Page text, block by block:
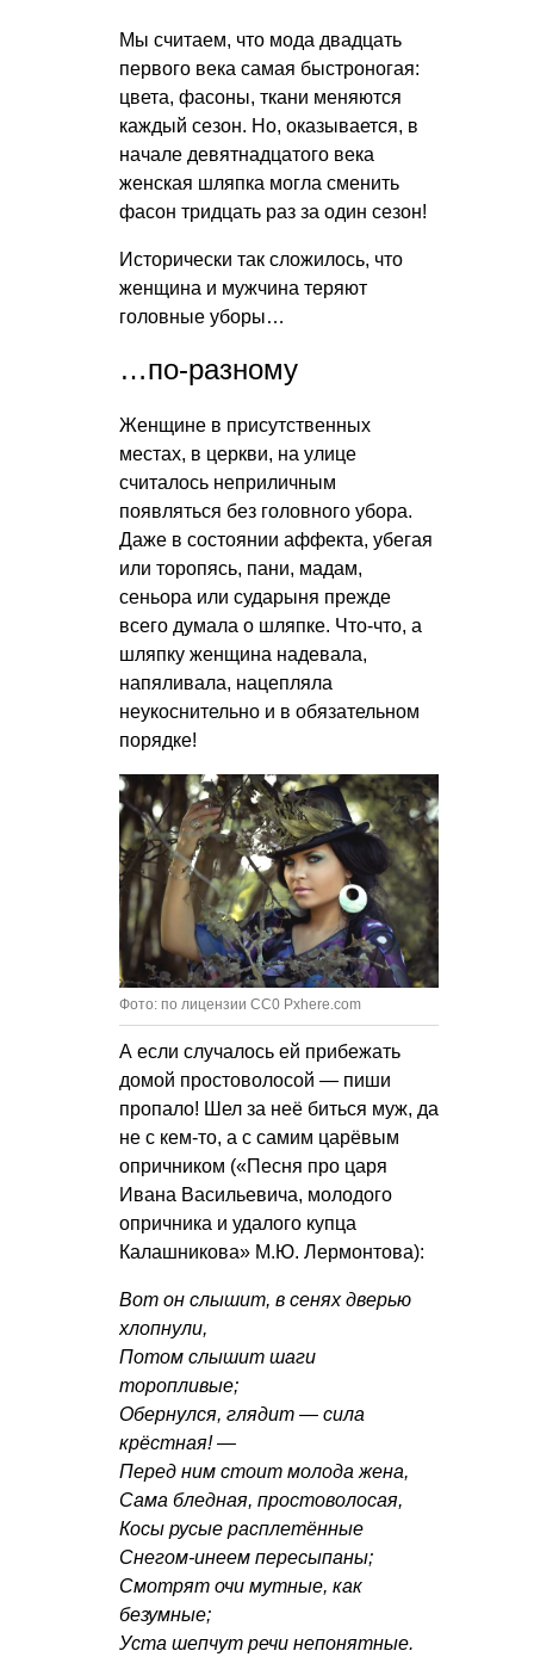
Мы считаем, что мода двадцать
первого века самая быстроногая:
цвета, фасоны, ткани меняются
каждый сезон. Но, оказывается, в
начале девятнадцатого века
женская шляпка могла сменить
фасон тридцать раз за один сезон!
Исторически так сложилось, что
женщина и мужчина теряют
головные уборы…
…по-разному
Женщине в присутственных
местах, в церкви, на улице
считалось неприличным
появляться без головного убора.
Даже в состоянии аффекта, убегая
или торопясь, пани, мадам,
сеньора или сударыня прежде
всего думала о шляпке. Что-что, а
шляпку женщина надевала,
напяливала, нацепляла
неукоснительно и в обязательном
порядке!
Фото: по лицензии CC0 Pxhere.com
А если случалось ей прибежать
домой простоволосой — пиши
пропало! Шел за неё биться муж, да
не с кем-то, а с самим царёвым
опричником («Песня про царя
Ивана Васильевича, молодого
опричника и удалого купца
Калашникова» М.Ю. Лермонтова):
Вот он слышит, в сенях дверью
хлопнули,
Потом слышит шаги
торопливые;
Обернулся, глядит — сила
крёстная! —
Перед ним стоит молода жена,
Сама бледная, простоволосая,
Косы русые расплетённые
Снегом-инеем пересыпаны;
Смотрят очи мутные, как
безумные;
Уста шепчут речи непонятные.